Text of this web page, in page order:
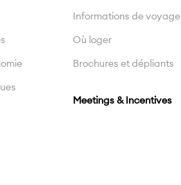
Informations de voyage
Où loger
Brochures et dépliants
Meetings & Incentives